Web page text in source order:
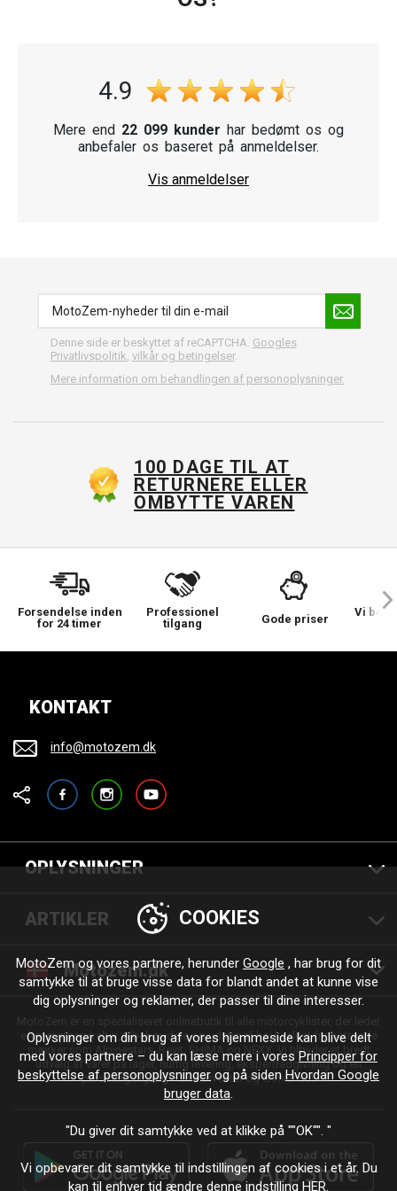
anbefaler også andre vigtige dele til din motorcykel, såsom
Med disse lygter vil din tur altid være sikker og komfortabel.
4.9
Mere end 22 099 kunder har bedømt os og
anbefaler os baseret på anmeldelser.
Vis anmeldelser
Denne side er beskyttet af reCAPTCHA. Googles
Privatlivspolitik vilkår og betingelser.
Mere information om behandlingen af personoplysninger.
100 DAGE TIL AT
RETURNERE ELLER
OMBYTTE VAREN
Forsendelse inden
for 24 timer
Professionel
tilgang
Gode priser
Vi
KONTAKT
info@motozem.dk
FacebookInstagramYouTube
OPLYSNINGER
ARTIKLER
Motozem.dk
efter motorcykeltøj, tilbehør, dele og udstyr af høj kvalitet fra betroede
mærker som Alpinestars, Revit, SHIMA og NEXX. Vi tilbyder et bredt
udvalg af varer på lager, hurtig levering, ekspertrådgivning og en
personlig tilgang – til enhver tur og enhver stil.
COOKIES
MotoZem og vores partnere, herunder Google , har brug for dit
samtykke til at bruge visse data for blandt andet at kunne vise
dig oplysninger og reklamer, der passer til dine interesser.
Oplysninger om din brug af vores hjemmeside kan blive delt
med vores partnere – du kan læse mere i vores Principper for
beskyttelse af personoplysninger og på siden Hvordan Google
bruger data.
"Du giver dit samtykke ved at klikke på ""OK"". "
Vi opbevarer dit samtykke til indstillingen af cookies i et år. Du
kan til enhver tid ændre denne indstilling HER.